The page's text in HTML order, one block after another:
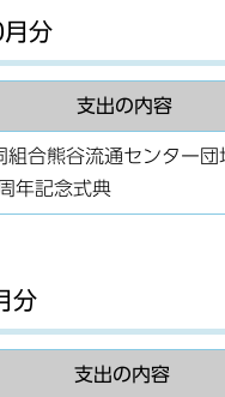
分
支出の内容
組合熊谷流通センター団
年記念式典
分
支出の内容